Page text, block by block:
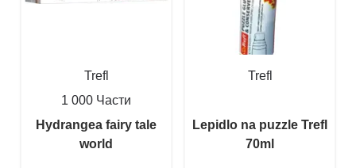
Trefl
1 000 Части
Hydrangea fairy tale
world
Trefl
Lepidlo na puzzle Trefl
70ml